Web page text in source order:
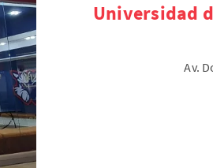
Universidad
Av.